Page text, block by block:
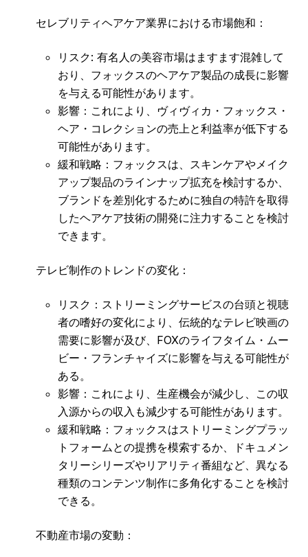
セレブリティヘアケア業界における市場飽和：
リスク: 有名人の美容市場はますます混雑して
おり、フォックスのヘアケア製品の成長に影響
を与える可能性があります。
影響：これにより、ヴィヴィカ・フォックス・
ヘア・コレクションの売上と利益率が低下する
可能性があります。
緩和戦略：フォックスは、スキンケアやメイク
アップ製品のラインナップ拡充を検討するか、
ブランドを差別化するために独自の特許を取得
したヘアケア技術の開発に注力することを検討
できます。
テレビ制作のトレンドの変化：
リスク：ストリーミングサービスの台頭と視聴
者の嗜好の変化により、伝統的なテレビ映画の
需要に影響が及び、FOXのライフタイム・ムー
ビー・フランチャイズに影響を与える可能性が
ある。
影響：これにより、生産機会が減少し、この収
入源からの収入も減少する可能性があります。
緩和戦略：フォックスはストリーミングプラッ
トフォームとの提携を模索するか、ドキュメン
タリーシリーズやリアリティ番組など、異なる
種類のコンテンツ制作に多角化することを検討
できる。
不動産市場の変動：